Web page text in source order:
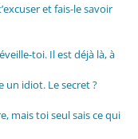
et fais-le savoir
toi. Il est déjà là, à
un idiot. Le secret ?
mais toi seul sais ce qui